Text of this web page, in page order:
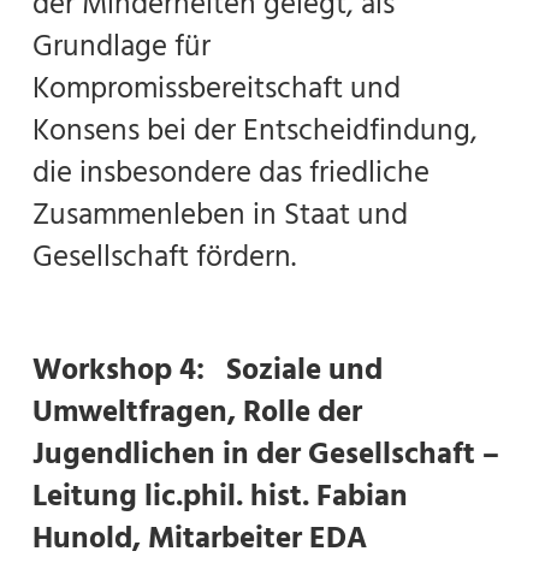
Grundlage für
Kompromissbereitschaft und
Konsens bei der Entscheidfindung,
die insbesondere das friedliche
Zusammenleben in Staat und
Gesellschaft fördern.
Workshop 4: Soziale und
Umweltfragen, Rolle der
Jugendlichen in der Gesellschaft –
Leitung lic.phil. hist. Fabian
Hunold, Mitarbeiter EDA